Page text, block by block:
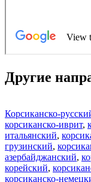
Другие
Корсиканско-
корсиканско-иврит,
итальянский,
грузинский,
азербайджанский,
корейский,
корсиканско-